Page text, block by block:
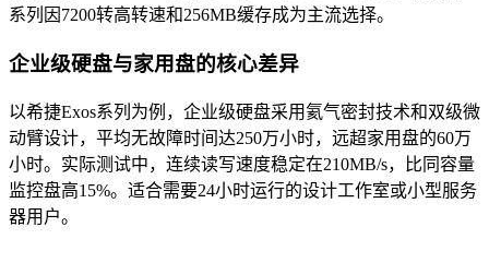
系列因7200转高转速和256MB缓存成为主流选择。
企业级硬盘与家用盘的核心差异
以希捷Exos系列为例，企业级硬盘采用氦气密封技术和双级微
动臂设计，平均无故障时间达250万小时，远超家用盘的60万
小时。实际测试中，连续读写速度稳定在210MB/s，比同容量
监控盘高15%。适合需要24小时运行的设计工作室或小型服务
器用户。